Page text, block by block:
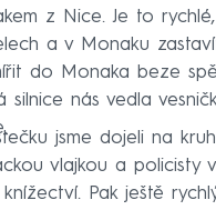
z Nice. Je to
a v Monaku
do Monaka beze
silnice nás vedla
jsme dojeli na
vlajkou a policisty
Pak ještě